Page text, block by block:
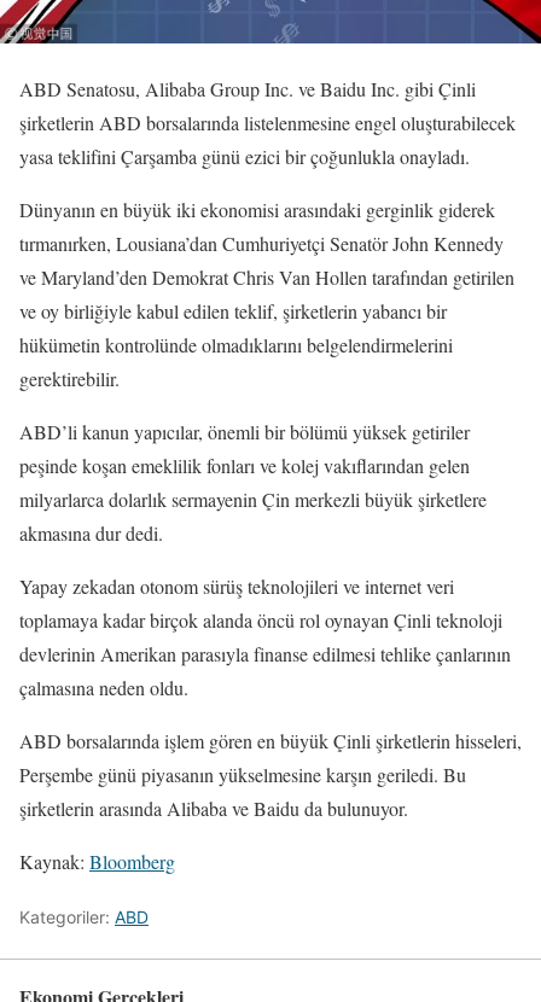
ABD Senatosu, Alibaba Group Inc. ve Baidu Inc. gibi Çinli
şirketlerin ABD borsalarında listelenmesine engel oluşturabilecek
yasa teklifini Çarşamba günü ezici bir çoğunlukla onayladı.
Dünyanın en büyük iki ekonomisi arasındaki gerginlik giderek
tırmanırken, Lousiana’dan Cumhuriyetçi Senatör John Kennedy
ve Maryland’den Demokrat Chris Van Hollen tarafından getirilen
ve oy birliğiyle kabul edilen teklif, şirketlerin yabancı bir
hükümetin kontrolünde olmadıklarını belgelendirmelerini
gerektirebilir.
ABD’li kanun yapıcılar, önemli bir bölümü yüksek getiriler
peşinde koşan emeklilik fonları ve kolej vakıflarından gelen
milyarlarca dolarlık sermayenin Çin merkezli büyük şirketlere
akmasına dur dedi.
Yapay zekadan otonom sürüş teknolojileri ve internet veri
toplamaya kadar birçok alanda öncü rol oynayan Çinli teknoloji
devlerinin Amerikan parasıyla finanse edilmesi tehlike çanlarının
çalmasına neden oldu.
ABD borsalarında işlem gören en büyük Çinli şirketlerin hisseleri,
Perşembe günü piyasanın yükselmesine karşın geriledi. Bu
şirketlerin arasında Alibaba ve Baidu da bulunuyor.
Kaynak: Bloomberg
Kategoriler: ABD
Ekonomi Gerçekleri